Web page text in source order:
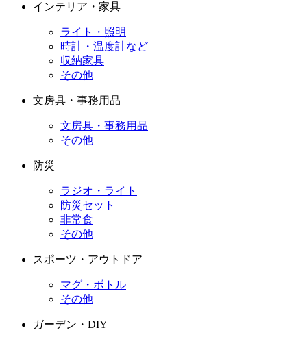
インテリア・家具
ライト・照明
時計・温度計など
収納家具
その他
文房具・事務用品
文房具・事務用品
その他
防災
ラジオ・ライト
防災セット
非常食
その他
スポーツ・アウトドア
マグ・ボトル
その他
ガーデン・DIY